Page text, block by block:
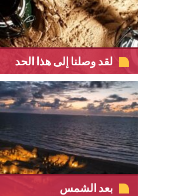
لقد وصلنا إلى هذا الحد
بعد الشمس